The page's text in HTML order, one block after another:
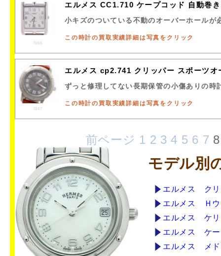
7866
エルメス CC1.710 ケープコッド 自動巻
小キズのついている不動のオーバーホールが
この時計の買取実績詳細は写真をクリック
7847
エルメス cp2.741 クリッパー スポーツ
ずっと修理してない長期保管の小傷ありの時
この時計の買取実績詳細は写真をクリック
前ページ 1 2 3 4 5 6 7
モデル別
エルメス ク
エルメス Ｈ
エルメス ケ
エルメス ケ
エルメス メ